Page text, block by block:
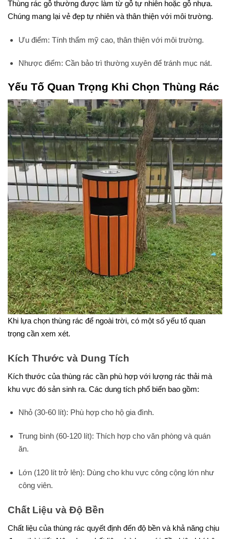
Thùng rác gỗ thường được làm từ gỗ tự nhiên hoặc gỗ nhựa.
Chúng mang lại vẻ đẹp tự nhiên và thân thiện với môi trường.
Ưu điểm: Tính thẩm mỹ cao, thân thiện với môi trường.
Nhược điểm: Cần bảo trì thường xuyên để tránh mục nát.
Yếu Tố Quan Trọng Khi Chọn Thùng Rác
Khi lựa chọn thùng rác để ngoài trời, có một số yếu tố quan
trọng cần xem xét.
Kích Thước và Dung Tích
Kích thước của thùng rác cần phù hợp với lượng rác thải mà
khu vực đó sản sinh ra. Các dung tích phổ biến bao gồm:
Nhỏ (30-60 lít): Phù hợp cho hộ gia đình.
Trung bình (60-120 lít): Thích hợp cho văn phòng và quán
ăn.
Lớn (120 lít trở lên): Dùng cho khu vực công cộng lớn như
công viên.
Chất Liệu và Độ Bền
Chất liệu của thùng rác quyết định đến độ bền và khả năng chịu